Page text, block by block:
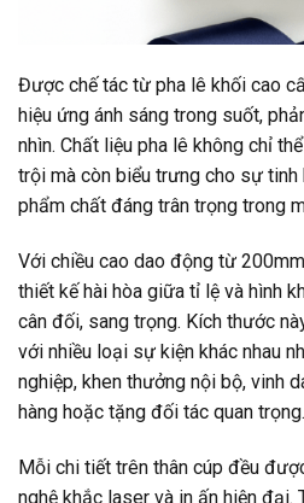
Được chế tác từ pha lê khối cao
hiệu ứng ánh sáng trong suốt,
nhìn. Chất liệu pha lê không chỉ
trội mà còn biểu trưng cho sự
phẩm chất đáng trân trọng trong
Với chiều cao dao động từ
thiết kế hài hòa giữa tỉ lệ và hình
cân đối, sang trọng. Kích thước
với nhiều loại sự kiện khác nhau
nghiệp, khen thưởng nội bộ, vinh
hàng hoặc tặng đối tác quan trọng.
Mỗi chi tiết trên thân cúp đều
nghệ khắc laser và in ấn hiện